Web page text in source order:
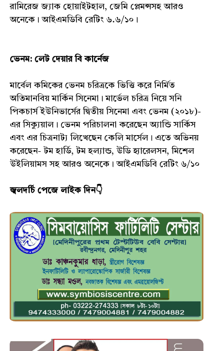
রামিরেজ জ্যাক হোয়াইটহাল, জেমি প্লেমন্সসহ আরও
অনেকে। আইএমডিবি রেটিং ৬.৬/১০।
ভেনম: লেট দেয়ার বি কার্নেজ
মার্বেল কমিকের ভেনম চরিত্রকে ভিত্তি করে নির্মিত
অতিমানবিয় মার্কিন সিনেমা। মার্ভেল চরিত্র নিয়ে সনি
পিকচার্স ইউনিভার্সের দ্বিতীয় সিনেমা এবং ভেনম (২০১৮)-
এর সিক্যুয়াল। ভেনম পরিচালনা করেছেন অ্যান্ডি সার্কিস
এবং এর চিত্রনাট্য লিখেছেন কেলি মার্সেল। এতে অভিনয়
করেছেন- টম হার্ডি, টম হল্যান্ড, উডি হ্যারেলসন, মিশেল
উইলিয়ামস সহ আরও অনেকে। আইএমডিবি রেটিং ৬/১০
জ্বলদর্চি পেজে লাইক দিন👇